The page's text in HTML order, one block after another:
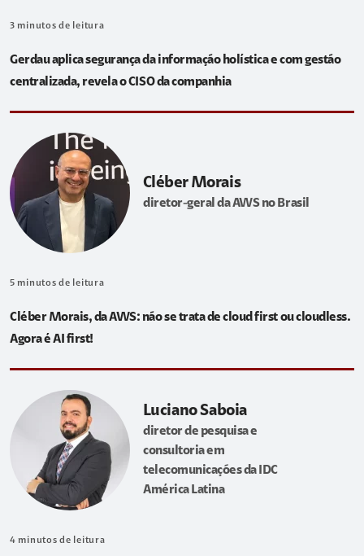
3 minutos de leitura
Gerdau aplica segurança da informação holística e com gestão
centralizada, revela o CISO da companhia
Cléber Morais
diretor-geral da AWS no Brasil
5 minutos de leitura
Cléber Morais, da AWS: não se trata de cloud first ou cloudless.
Agora é AI first!
Luciano Saboia
diretor de pesquisa e
consultoria em
telecomunicações da IDC
América Latina
4 minutos de leitura